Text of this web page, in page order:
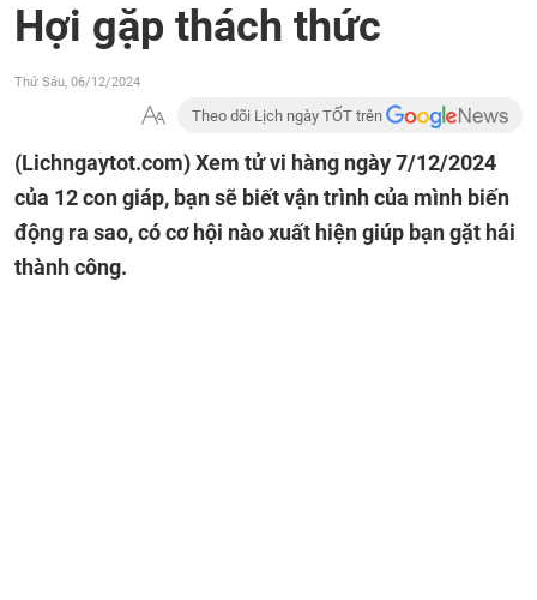
Hợi gặp thách thức
Thứ Sáu, 06/12/2024
Theo dõi Lịch ngày TỐT trên
(Lichngaytot.com)Xem tử vi hàng ngày 7/12/2024
của 12 con giáp, bạn sẽ biết vận trình của mình biến
động ra sao, có cơ hội nào xuất hiện giúp bạn gặt hái
thành công.